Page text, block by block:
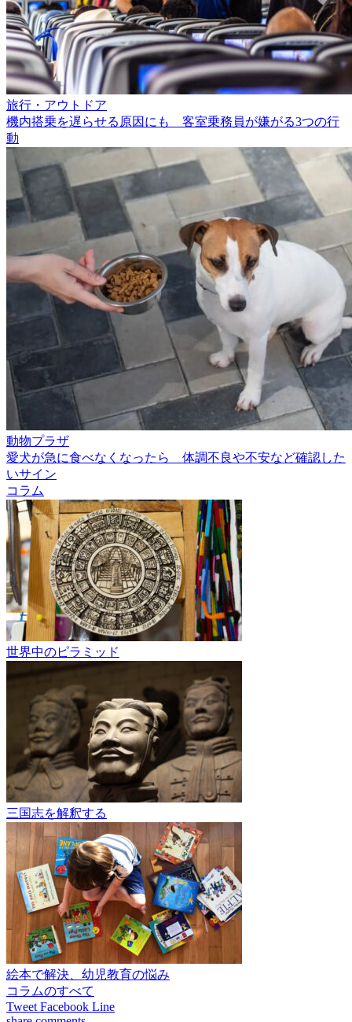
旅行・アウトドア
機内搭乗を遅らせる原因にも 客室乗務員が嫌がる3つの行
動
動物プラザ
愛犬が急に食べなくなったら 体調不良や不安など確認した
いサイン
コラム
世界中のピラミッド
三国志を解釈する
絵本で解決、幼児教育の悩み
コラムのすべて
Tweet Facebook Line